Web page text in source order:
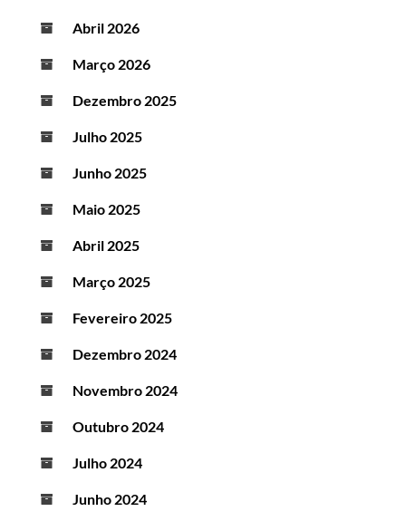
Abril 2026
Março 2026
Dezembro 2025
Julho 2025
Junho 2025
Maio 2025
Abril 2025
Março 2025
Fevereiro 2025
Dezembro 2024
Novembro 2024
Outubro 2024
Julho 2024
Junho 2024